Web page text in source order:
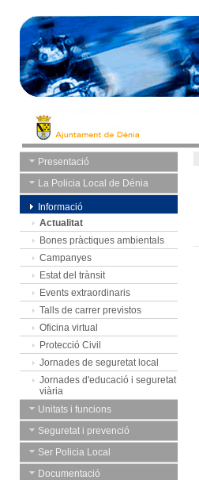
Presentació
La Policia Local de Dénia
Informació
Actualitat
Bones pràctiques ambientals
Campanyes
Estat del trànsit
Events extraordinaris
Talls de carrer previstos
Oficina virtual
Protecció Civil
Jornades de seguretat local
Jornades d'educació i seguretat
viària
Unitats i funcions
Seguretat i prevenció
Ser Policia Local
Documentació